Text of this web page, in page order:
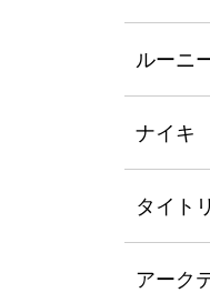
ルーニ
ナイキ
タイト
アーク